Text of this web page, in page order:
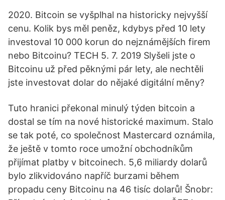
2020. Bitcoin se vyšplhal na historicky nejvyšší
cenu. Kolik bys měl peněz, kdybys před 10 lety
investoval 10 000 korun do nejznámějších firem
nebo Bitcoinu? TECH 5. 7. 2019 Slyšeli jste o
Bitcoinu už před pěknými pár lety, ale nechtěli
jste investovat dolar do nějaké digitální měny?
Tuto hranici překonal minulý týden bitcoin a
dostal se tím na nové historické maximum. Stalo
se tak poté, co společnost Mastercard oznámila,
že ještě v tomto roce umožní obchodníkům
přijímat platby v bitcoinech. 5,6 miliardy dolarů
bylo zlikvidováno napříč burzami během
propadu ceny Bitcoinu na 46 tisíc dolarů! Šnobr: